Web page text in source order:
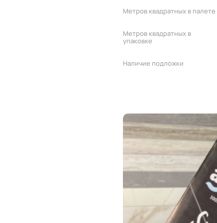
Метров квадратных в палете
Метров квадратных в
упаковке
Наличие подложки